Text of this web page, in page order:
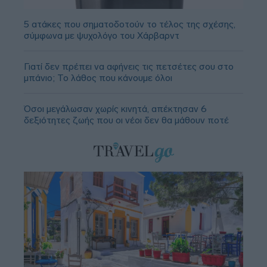
5 ατάκες που σηματοδοτούν το τέλος της σχέσης,
σύμφωνα με ψυχολόγο του Χάρβαρντ
Γιατί δεν πρέπει να αφήνεις τις πετσέτες σου στο
μπάνιο; Το λάθος που κάνουμε όλοι
Όσοι μεγάλωσαν χωρίς κινητά, απέκτησαν 6
δεξιότητες ζωής που οι νέοι δεν θα μάθουν ποτέ